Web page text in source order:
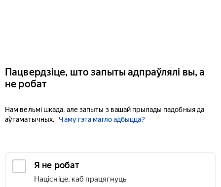
Пацвердзіце, што запыты адпраўлялі вы, а
не робат
Нам вельмі шкада, але запыты з вашай прылады падобныя да
аўтаматычных.
Чаму гэта магло адбыцца?
Я не робат
Націсніце, каб працягнуць